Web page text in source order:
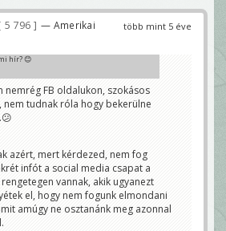
több mint 5 éve
5 796
— Amerikai
hír? 😊
nemrég FB oldalukon, szokásos
nem tudnak róla hogy bekerülne
azért, mert kérdezed, nem fog
infót a social media csapat a
vannak, akik ugyanezt
el, hogy nem fogunk elmondani
amúgy ne osztanánk meg azonnal